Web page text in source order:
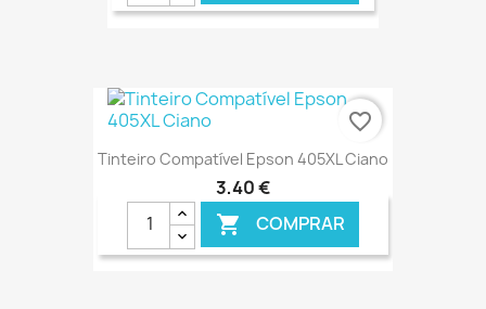
€ ONLINE
Tinteiro Compatível Epson 405XL Ciano
3,40 €
 COMPRAR
favorite_border